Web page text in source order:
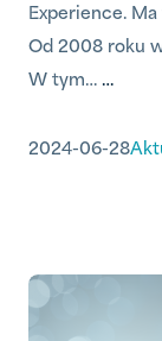
Experience.
Od 2008 roku
W tym… …
2024-06-28